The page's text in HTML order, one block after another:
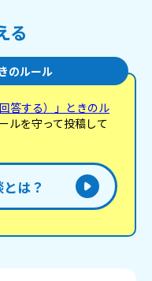
る
のルール
答する）」ときのル
ルを守って投稿して
は？